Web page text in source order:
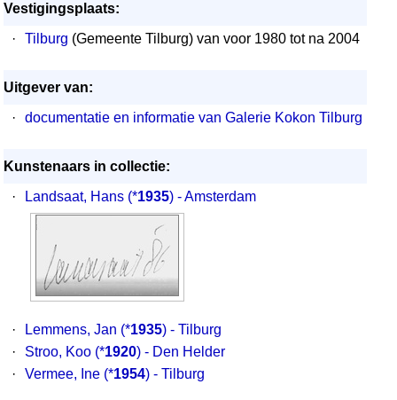
Vestigingsplaats:
·
Tilburg (Gemeente Tilburg) van voor 1980 tot na 2004
Uitgever van:
·
documentatie en informatie van Galerie Kokon Tilburg
Kunstenaars in collectie:
·
Landsaat, Hans (*1935) - Amsterdam
· Lemmens, Jan (*1935) - Tilburg
·
Stroo, Koo (*1920) - Den Helder
·
Vermee, Ine (*1954) - Tilburg